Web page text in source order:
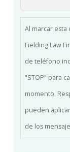
Al marcar
Fielding Law
de teléfono
"STOP" para
momento.
pueden
de los